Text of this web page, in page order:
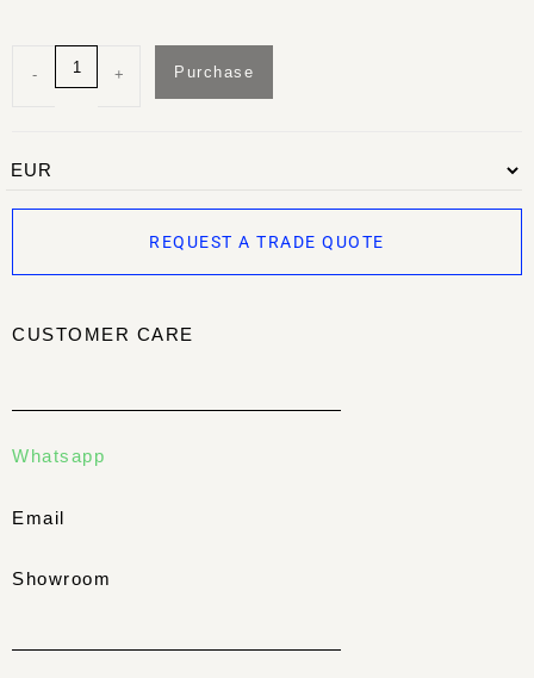
- + Purchase
REQUEST A TRADE QUOTE
CUSTOMER CARE
Whatsapp
Email
Showroom